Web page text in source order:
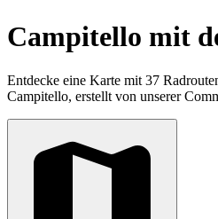
Campitello mit
Entdecke eine Karte mit 37
Campitello, erstellt von unserer